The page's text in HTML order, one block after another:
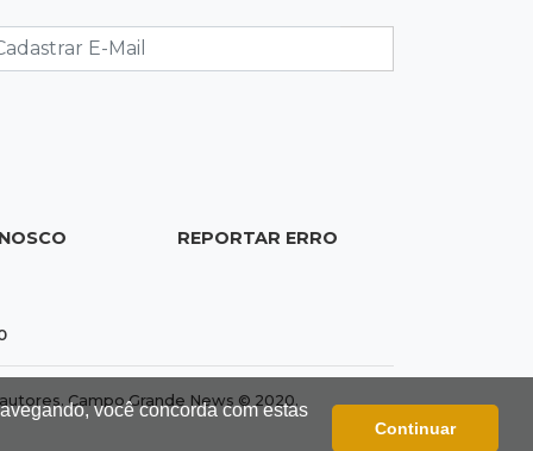
você concorda com estas
Continuar
semana cotado a R$ 5,08
Decisão
REPORTAR ERRO
Campo Grande News © 2020.